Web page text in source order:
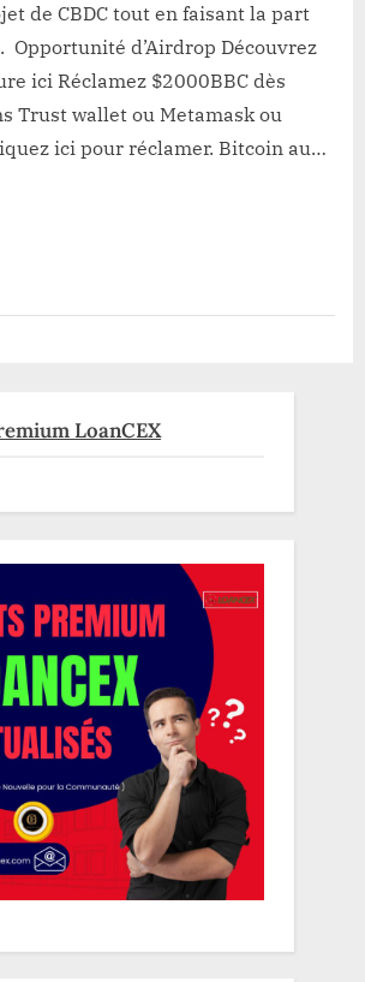
le
Bitcoin
à
la
CBDC
de CBDC tout en faisant la part
Opportunité d’Airdrop Découvrez
ici Réclamez $2000BBC dès
Trust wallet ou Metamask ou
ici pour réclamer. Bitcoin au…
LoanCEX